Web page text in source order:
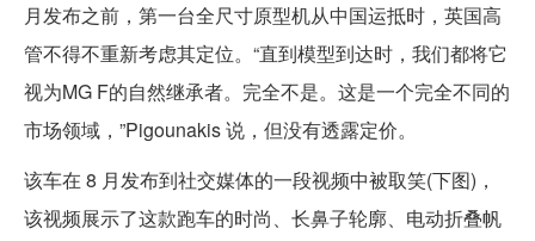
月发布之前，第一台全尺寸原型机从中国运抵时，英国高
管不得不重新考虑其定位。“直到模型到达时，我们都将它
视为MG F的自然继承者。完全不是。这是一个完全不同的
市场领域，”Pigounakis 说，但没有透露定价。
该车在 8 月发布到社交媒体的一段视频中被取笑(下图)，
该视频展示了这款跑车的时尚、长鼻子轮廓、电动折叠帆